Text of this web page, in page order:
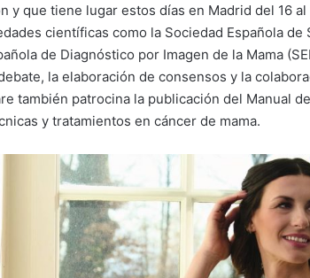
y que tiene lugar estos días en Madrid del 16 al
científicas como la Sociedad Española de
de Diagnóstico por Imagen de la Mama
la elaboración de consensos y la
también patrocina la publicación del Manual
y tratamientos en cáncer de mama.